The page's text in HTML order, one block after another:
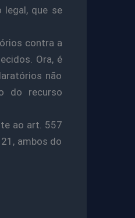
legal, que se
contra a
Ora, é
não
do recurso
ao art. 557
ambos do